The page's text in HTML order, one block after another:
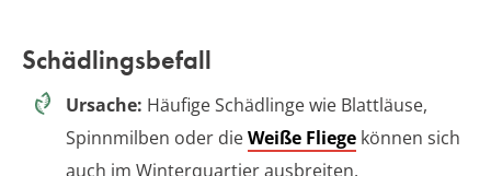
Schädlingsbefall
Ursache: Häufige Schädlinge wie Blattläuse,
Spinnmilben oder dieWeiße Fliege können sich
auch im Winterquartier ausbreiten.